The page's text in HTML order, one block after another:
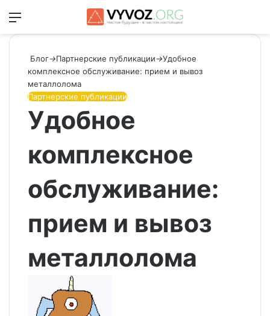
Меню
Блог→Партнерские публикации→Удобное
комплексное обслуживание: прием и вывоз
металлолома
Партнерские публикации
Удобное
комплексное
обслуживание:
прием и вывоз
металлолома